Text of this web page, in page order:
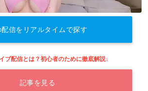
信をリアルタイムで探す
ブ配信とは？初心者のために徹底解説↓
記事を見る